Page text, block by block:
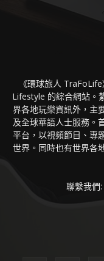
《環球旅人
Lifestyle 的綜合網站。
界各地玩樂資訊外，主
及全球華語人士服務。
平台，以視頻節目、專
世界。同時也有世界各
聯繫我們: